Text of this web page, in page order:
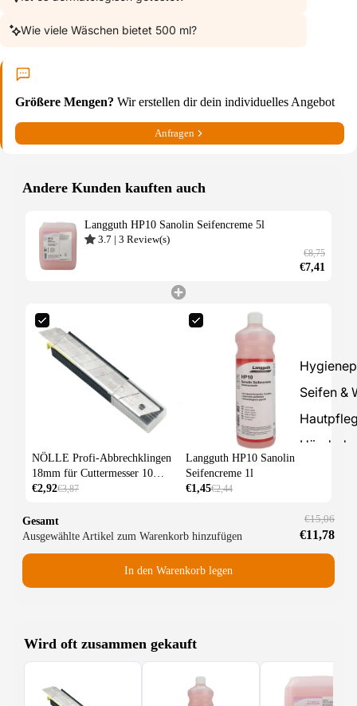
Seifen &
Wie viele Wäschen bietet 500 ml?
Größere Mengen? Wir erstellen dir dein individuelles Angebot
Anfragen
Andere Kunden kauften auch
Langguth HP10 Sanolin Seifencreme 5l
3.7 | 3 Review(s)
€8,75
€7,41
NÖLLE Profi-Abbrechklingen
18mm für Cuttermesser 10
Stück
€2,92€3,87
Langguth HP10 Sanolin
Seifencreme 1l
€1,45€2,44
Gesamt
Ausgewählte Artikel zum Warenkorb hinzufügen
€15,06
€11,78
In den Warenkorb legen
Wird oft zusammen gekauft